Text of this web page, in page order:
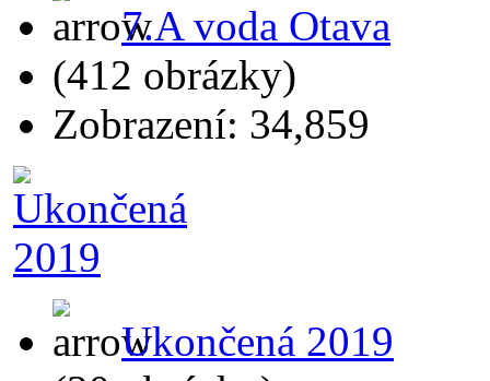
7.A voda Otava
(412 obrázky)
Zobrazení: 34,859
Ukončená 2019